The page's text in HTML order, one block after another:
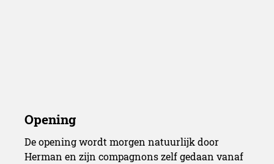
De opening wordt morgen natuurlijk door
Herman en zijn compagnons zelf gedaan vanaf